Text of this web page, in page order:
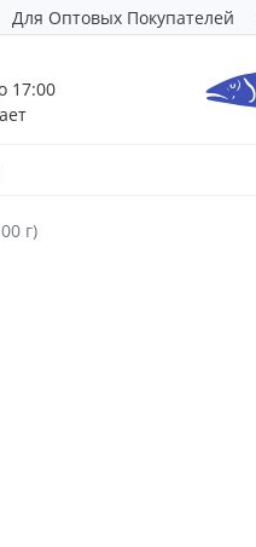
Для Оптовых Покупателей
17:00
г)